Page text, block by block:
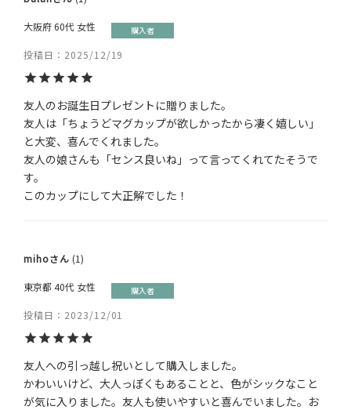
購入者
大阪府60代 女性
投稿日 2025/12/19
友人のお誕生日プレゼントに贈りました。
友人は「ちょうどマグカップが欲しかったから凄く嬉しい」
と大変、喜んでくれました。
友人の娘さんも「センス良いね」って言ってくれてたそうで
す。
このカップにして大正解でした！
miho 1
購入者
東京都 40代 女性
投稿日 2023/12/01
友人への引っ越し祝いとして購入しました。
かわいいけど、大人っぽくもあることと、色がシックなこと
が気に入りました。友人も使いやすいと喜んでいました。お